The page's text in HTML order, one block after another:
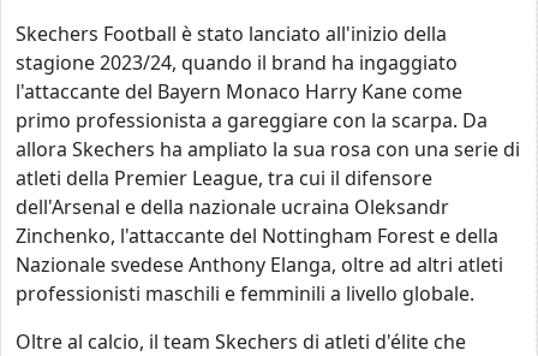
Skechers Football è stato lanciato all'inizio della
stagione 2023/24, quando il brand ha ingaggiato
l'attaccante del Bayern Monaco Harry Kane come
primo professionista a gareggiare con la scarpa. Da
allora Skechers ha ampliato la sua rosa con una serie di
atleti della Premier League, tra cui il difensore
dell'Arsenal e della nazionale ucraina Oleksandr
Zinchenko, l'attaccante del Nottingham Forest e della
Nazionale svedese Anthony Elanga, oltre ad altri atleti
professionisti maschili e femminili a livello globale.
Oltre al calcio, il team Skechers di atleti d'élite che